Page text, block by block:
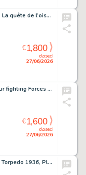
LOISEL, Régis (né en 1951) La quête de l’oiseau du...
closed
27/06/2026
€1,800
NOVICK, Irv (1916-2004) Our fighting Forces n°111,...
closed
27/06/2026
€1,600
BERNET, Jordi (né en 1944) Torpedo 1936, Plus dure...